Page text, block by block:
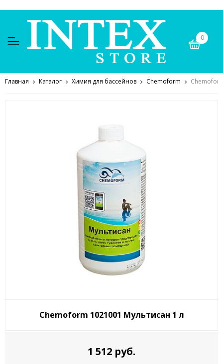
0
Главная Каталог Химия для бассейнов Chemoform
Chemoform 1021001 Мультисан 1 л
1 512 руб.